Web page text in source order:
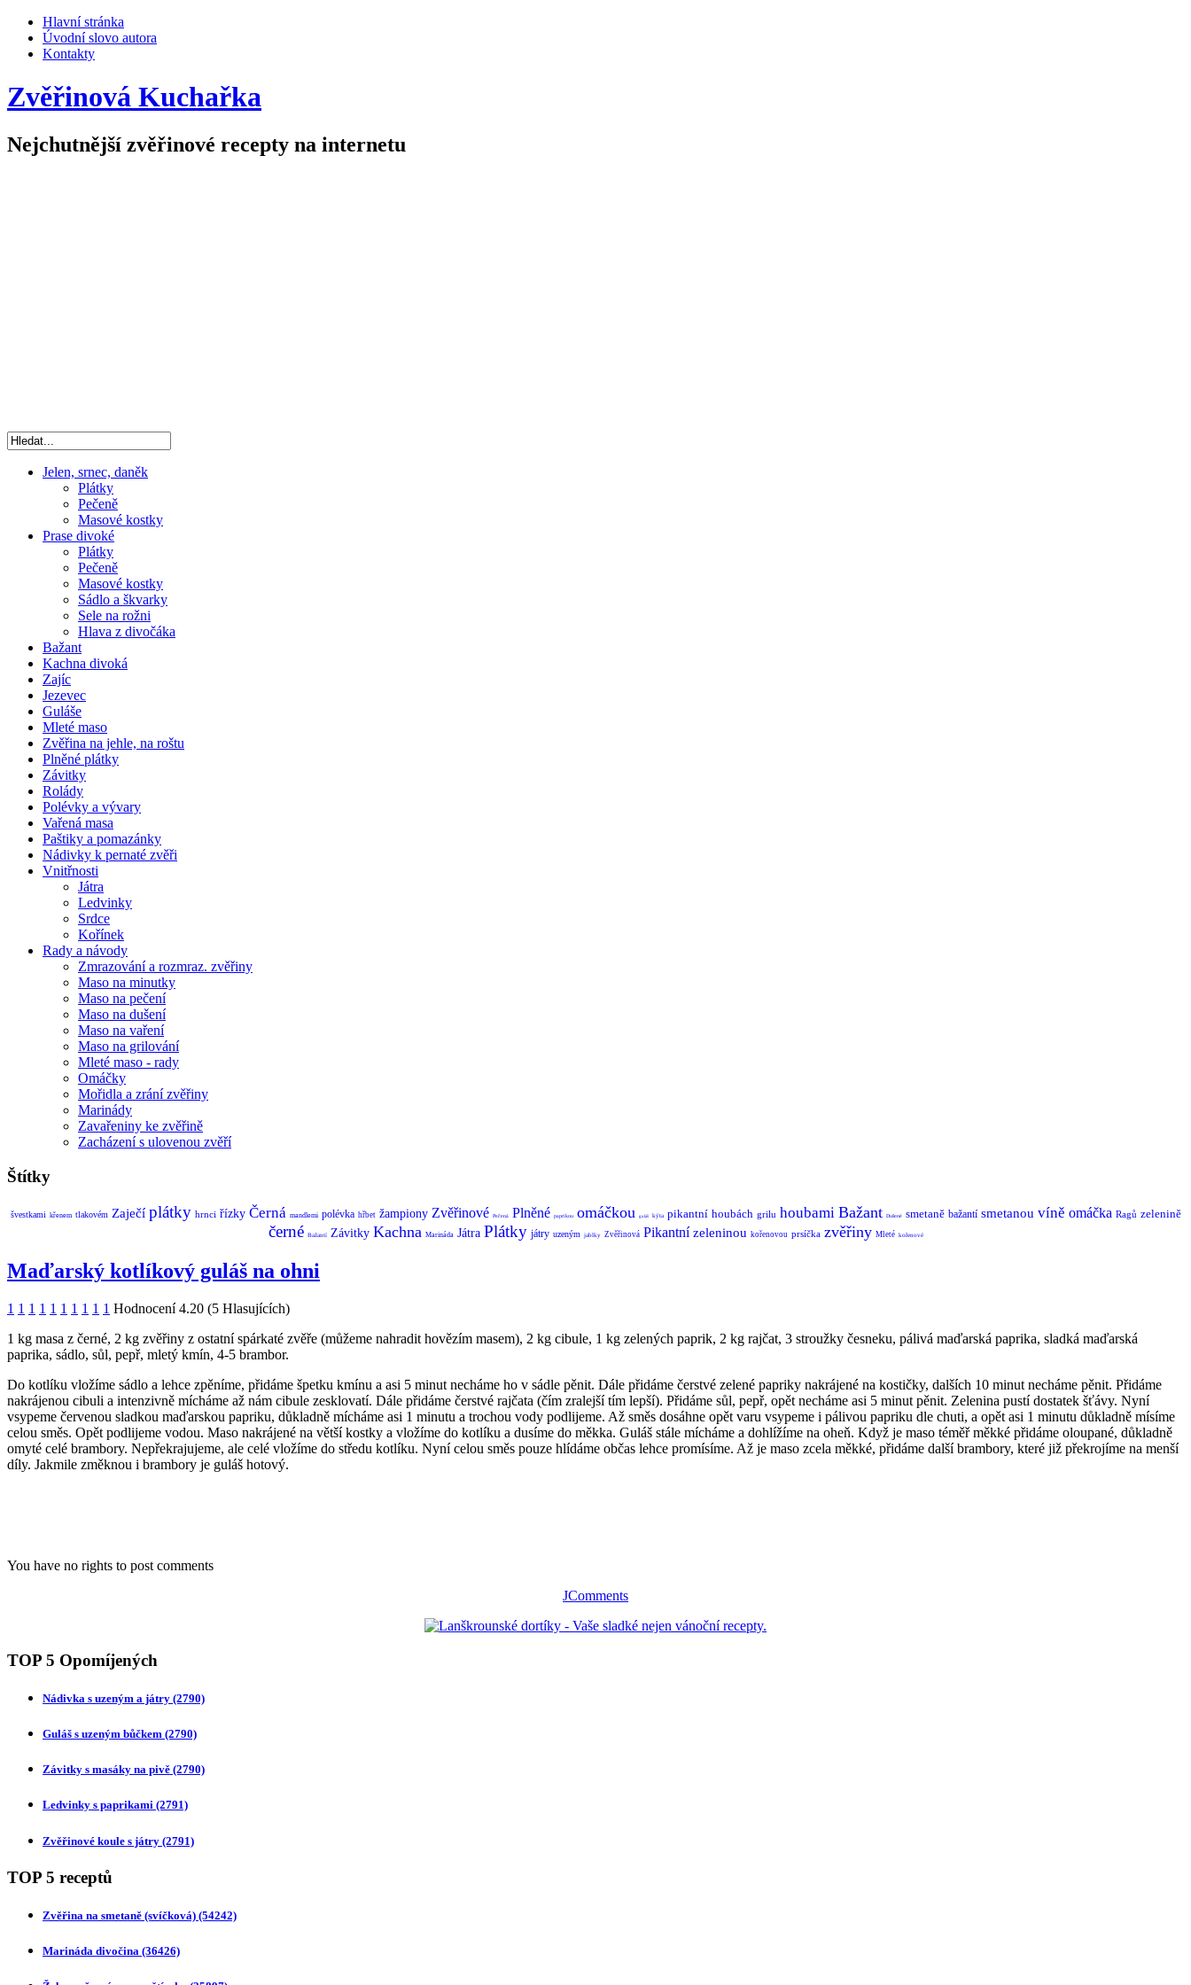
Hlavní stránka
Úvodní slovo autora
Kontakty
Zvěřinová Kuchařka
Nejchutnější zvěřinové recepty na internetu
Jelen, srnec, daněk
Plátky
Pečeně
Masové kostky
Prase divoké
Plátky
Pečeně
Masové kostky
Sádlo a škvarky
Sele na rožni
Hlava z divočáka
Bažant
Kachna divoká
Zajíc
Jezevec
Guláše
Mleté maso
Zvěřina na jehle, na roštu
Plněné plátky
Závitky
Rolády
Polévky a vývary
Vařená masa
Paštiky a pomazánky
Nádivky k pernaté zvěři
Vnitřnosti
Játra
Ledvinky
Srdce
Kořínek
Rady a návody
Zmrazování a rozmraz. zvěřiny
Maso na minutky
Maso na pečení
Maso na dušení
Maso na vaření
Maso na grilování
Mleté maso - rady
Omáčky
Mořidla a zrání zvěřiny
Marinády
Zavařeniny ke zvěřině
Zacházení s ulovenou zvěří
Štítky
švestkami křenem tlakovém Zaječí plátky hrnci řízky Černá mandlemi polévka hřbet žampiony Zvěřinové Pečená Plněné paprikou omáčkou guláš kýta pikantní houbách grilu houbami Bažant Dušené smetaně bažantí smetanou víně omáčka Ragů zelenině
černé Bažantí Závitky Kachna Marináda Játra Plátky játry uzeným jablky Zvěřinová Pikantní zeleninou kořenovou prsíčka zvěřiny Mleté kořenové
Maďarský kotlíkový guláš na ohni
1 1 1 1 1 1 1 1 1 1 Hodnocení 4.20 (5 Hlasujících)
1 kg masa z černé, 2 kg zvěřiny z ostatní spárkaté zvěře (můžeme nahradit hovězím masem), 2 kg cibule, 1 kg zelených paprik, 2 kg rajčat, 3 stroužky česneku, pálivá maďarská paprika, sladká maďarská
paprika, sádlo, sůl, pepř, mletý kmín, 4-5 brambor.
Do kotlíku vložíme sádlo a lehce zpěníme, přidáme špetku kmínu a asi 5 minut necháme ho v sádle pěnit. Dále přidáme čerstvé zelené papriky nakrájené na kostičky, dalších 10 minut necháme pěnit. Přidáme
nakrájenou cibuli a intenzivně mícháme až nám cibule zesklovatí. Dále přidáme čerstvé rajčata (čím zralejší tím lepší). Přidáme sůl, pepř, opět necháme asi 5 minut pěnit. Zelenina pustí dostatek šťávy. Nyní
vsypeme červenou sladkou maďarskou papriku, důkladně mícháme asi 1 minutu a trochou vody podlijeme. Až směs dosáhne opět varu vsypeme i pálivou papriku dle chuti, a opět asi 1 minutu důkladně mísíme
celou směs. Opět podlijeme vodou. Maso nakrájené na větší kostky a vložíme do kotlíku a dusíme do měkka. Guláš stále mícháme a dohlížíme na oheň. Když je maso téměř měkké přidáme oloupané, důkladně
omyté celé brambory. Nepřekrajujeme, ale celé vložíme do středu kotlíku. Nyní celou směs pouze hlídáme občas lehce promísíme. Až je maso zcela měkké, přidáme další brambory, které již překrojíme na menší
díly. Jakmile změknou i brambory je guláš hotový.
You have no rights to post comments
JComments
TOP 5 Opomíjených
Nádivka s uzeným a játry (2790)
Guláš s uzeným bůčkem (2790)
Závitky s masáky na pivě (2790)
Ledvinky s paprikami (2791)
Zvěřinové koule s játry (2791)
TOP 5 receptů
Zvěřina na smetaně (svíčková) (54242)
Marináda divočina (36426)